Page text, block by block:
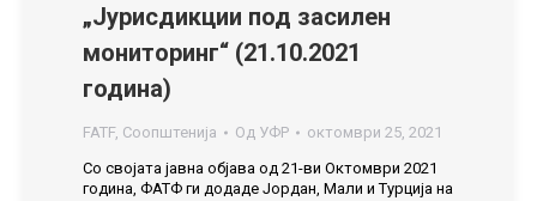
„Јурисдикции под засилен
мониторинг“ (21.10.2021
година)
FATF, Соопштенија Од УФР
октомври 25, 2021
Со својата јавна објава од 21-ви Октомври 2021
година, ФАТФ ги додаде Јордан, Мали и Турција на